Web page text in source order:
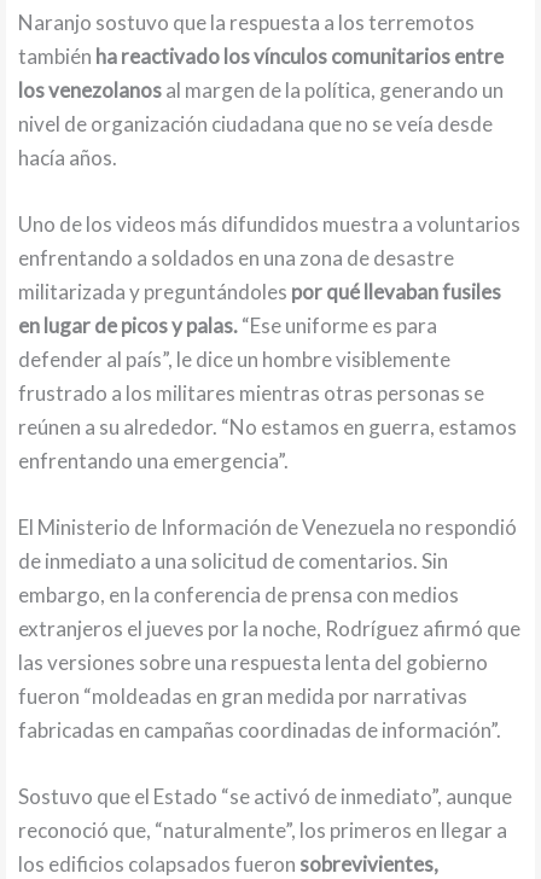
Naranjo sostuvo que la respuesta a los terremotos
también ha reactivado los vínculos comunitarios entre
los venezolanosal margen de la política, generando un
nivel de organización ciudadana que no se veía desde
hacía años.
Uno de los videos más difundidos muestra a voluntarios
enfrentando a soldados en una zona de desastre
militarizada y preguntándoles por qué llevaban fusiles
en lugar de picos y palas.“Ese uniforme es para
defender al país”, le dice un hombre visiblemente
frustrado a los militares mientras otras personas se
reúnen a su alrededor. “No estamos en guerra, estamos
enfrentando una emergencia”.
El Ministerio de Información de Venezuela no respondió
de inmediato a una solicitud de comentarios. Sin
embargo, en la conferencia de prensa con medios
extranjeros el jueves por la noche, Rodríguez afirmó que
las versiones sobre una respuesta lenta del gobierno
fueron “moldeadas en gran medida por narrativas
fabricadas en campañas coordinadas de información”.
Sostuvo que el Estado “se activó de inmediato”, aunque
reconoció que, “naturalmente”, los primeros en llegar a
los edificios colapsados fueron sobrevivientes,